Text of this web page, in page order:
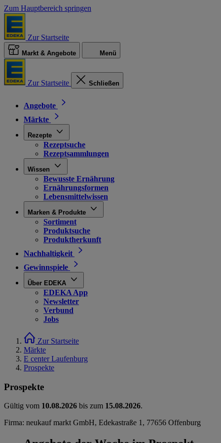
Zum Hauptbereich springen
Zur Startseite
Markt & Angebote Menü
Zur Startseite Schließen
Angebote
Märkte
Rezepte
Rezeptsuche
Rezeptsammlungen
Wissen
Bewusste Ernährung
Ernährungsformen
Lebensmittelwissen
Marken & Produkte
Sortiment
Produktsuche
Produktherkunft
Nachhaltigkeit
Gewinnspiele
Über EDEKA
EDEKA App
Newsletter
Verbund
Jobs
Zur Startseite
Märkte
E center Laufenburg
Prospekte
Prospekte
Gültig vom 10.08.2026 bis zum 15.08.2026.
Firma: neukauf markt GmbH, Edekastraße 1, 77656 Offenburg